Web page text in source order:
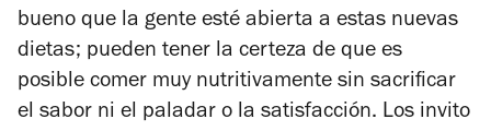
bueno que la gente esté abierta a estas nuevas
dietas; pueden tener la certeza de que es
posible comer muy nutritivamente sin sacrificar
el sabor ni el paladar o la satisfacción. Los invito